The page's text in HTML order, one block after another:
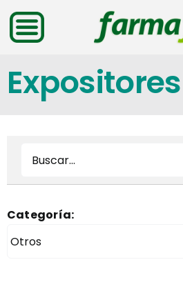
Saltar
contenido
Categoría: